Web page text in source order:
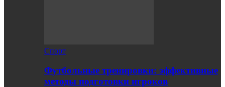
Спорт
Футбольные тренировки: эффективные
методы подготовки игроков